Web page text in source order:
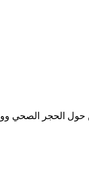
حول الحجر الصحي